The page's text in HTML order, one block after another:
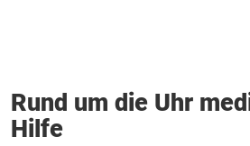
Rund um die Uhr
Hilfe